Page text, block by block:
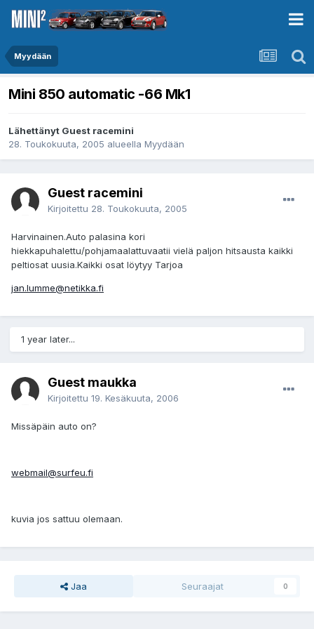
Myydään
Mini 850 automatic -66 Mk1
Lähettänyt Guest racemini
28. Toukokuuta, 2005 alueella Myydään
Guest racemini
Kirjoitettu 28. Toukokuuta, 2005
Harvinainen.Auto palasina kori
hiekkapuhalettu/pohjamaalattuvaatii vielä paljon hitsausta kaikki
peltiosat uusia.Kaikki osat löytyy Tarjoa
jan.lumme@netikka.fi
1 year later...
Guest maukka
Kirjoitettu 19. Kesäkuuta, 2006
Missäpäin auto on?
webmail@surfeu.fi
kuvia jos sattuu olemaan.
Jaa Seuraajat 0